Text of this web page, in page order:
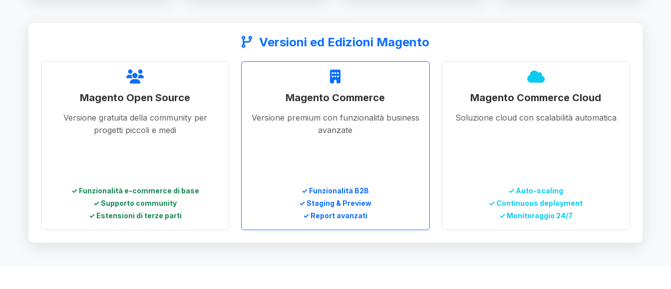
Versioni ed Edizioni Magento
Magento Open Source
Versione gratuita della community per
progetti piccoli e medi
✓ Funzionalità e-commerce di base
✓ Supporto community
✓ Estensioni di terze parti
Magento Commerce
Versione premium con funzionalità business
avanzate
✓ Funzionalità B2B
✓ Staging & Preview
✓ Report avanzati
Magento Commerce Cloud
Soluzione cloud con scalabilità automatica
✓ Auto-scaling
✓ Continuous deployment
✓ Monitoraggio 24/7